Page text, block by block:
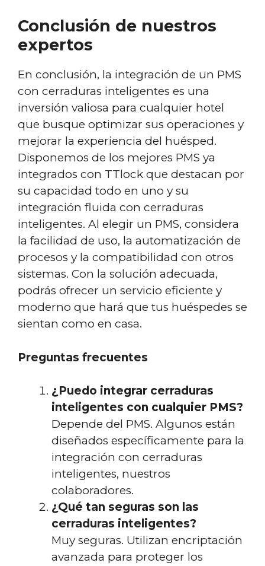
Conclusión de nuestros
expertos
En conclusión, la integración de un PMS
con cerraduras inteligentes es una
inversión valiosa para cualquier hotel
que busque optimizar sus operaciones y
mejorar la experiencia del huésped.
Disponemos de los mejores PMS ya
integrados con TTlock que destacan por
su capacidad todo en uno y su
integración fluida con cerraduras
inteligentes. Al elegir un PMS, considera
la facilidad de uso, la automatización de
procesos y la compatibilidad con otros
sistemas. Con la solución adecuada,
podrás ofrecer un servicio eficiente y
moderno que hará que tus huéspedes se
sientan como en casa.
Preguntas frecuentes
¿Puedo integrar cerraduras
inteligentes con cualquier PMS?
Depende del PMS. Algunos están
diseñados específicamente para la
integración con cerraduras
inteligentes, nuestros
colaboradores.
¿Qué tan seguras son las
cerraduras inteligentes?
Muy seguras. Utilizan encriptación
avanzada para proteger los